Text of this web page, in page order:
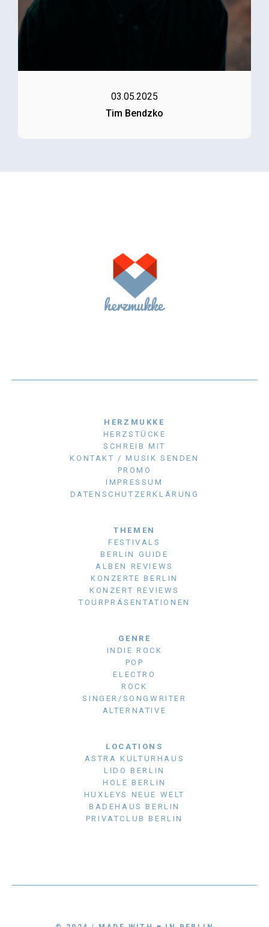
03.05.2025
Tim Bendzko
HERZMUKKE
HERZSTÜCKE
SCHREIB MIT
KONTAKT / MUSIK SENDEN
PROMO
IMPRESSUM
DATENSCHUTZERKLÄRUNG
THEMEN
FESTIVALS
BERLIN GUIDE
ALBEN REVIEWS
KONZERTE BERLIN
KONZERT REVIEWS
TOURPRÄSENTATIONEN
GENRE
INDIE ROCK
POP
ELECTRO
ROCK
SINGER/SONGWRITER
ALTERNATIVE
LOCATIONS
ASTRA KULTURHAUS
LIDO BERLIN
HOLE BERLIN
HUXLEYS NEUE WELT
BADEHAUS BERLIN
PRIVATCLUB BERLIN